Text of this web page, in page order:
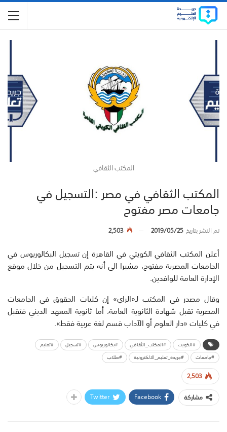
المكتب الثقافي
المكتب الثقافي في مصر :التسجيل في
جامعات مصر مفتوح
تم النشر بتاريخ2019/05/25
2,503
أعلن المكتب الثقافي الكويتي في القاهرة إن تسجيل البكالوريوس في
الجامعات المصرية مفتوح، مشيرا الى أنه يتم التسجيل من خلال موقع
الإدارة العامة للوافدين.
وقال مصدر في المكتب لـ«الراي» إن كليات الحقوق في الجامعات
المصرية تقبل شهادة الثانوية العامة، أما ثانوية المعهد الديني فتقبل
في كليات «دار العلوم أو الآداب قسم لغة عربية فقط».
#الكويت #المكتب_الثقافي #بكالوريوس #تسجيل
#تعليم
#جامعات
#جريدة_تعليم_الالكترونية #طلاب
2,503
مشاركة
Facebook
Twitter